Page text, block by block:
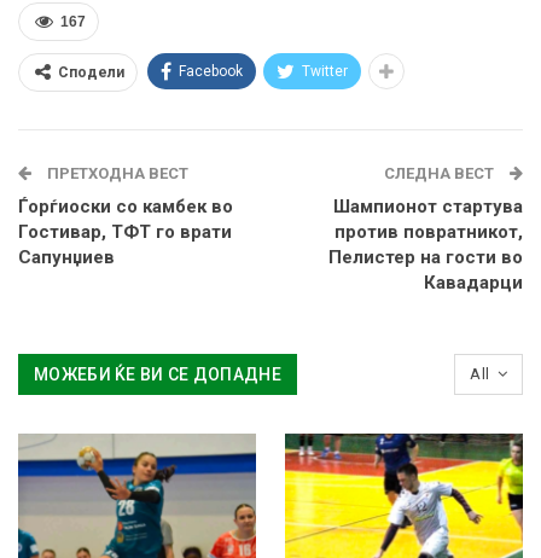
167
Сподели Facebook Twitter
ПРЕТХОДНА ВЕСТ
Ѓорѓиоски со камбек во
Гостивар, ТФТ го врати
Сапунџиев
СЛЕДНА ВЕСТ
Шампионот стартува
против повратникот,
Пелистер на гости во
Кавадарци
All
МОЖЕБИ ЌЕ ВИ СЕ ДОПАДНЕ